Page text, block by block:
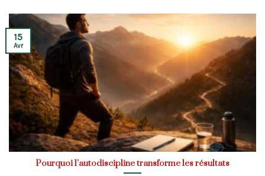
Pourquoi l’autodiscipline transforme les résultats
15
Avr